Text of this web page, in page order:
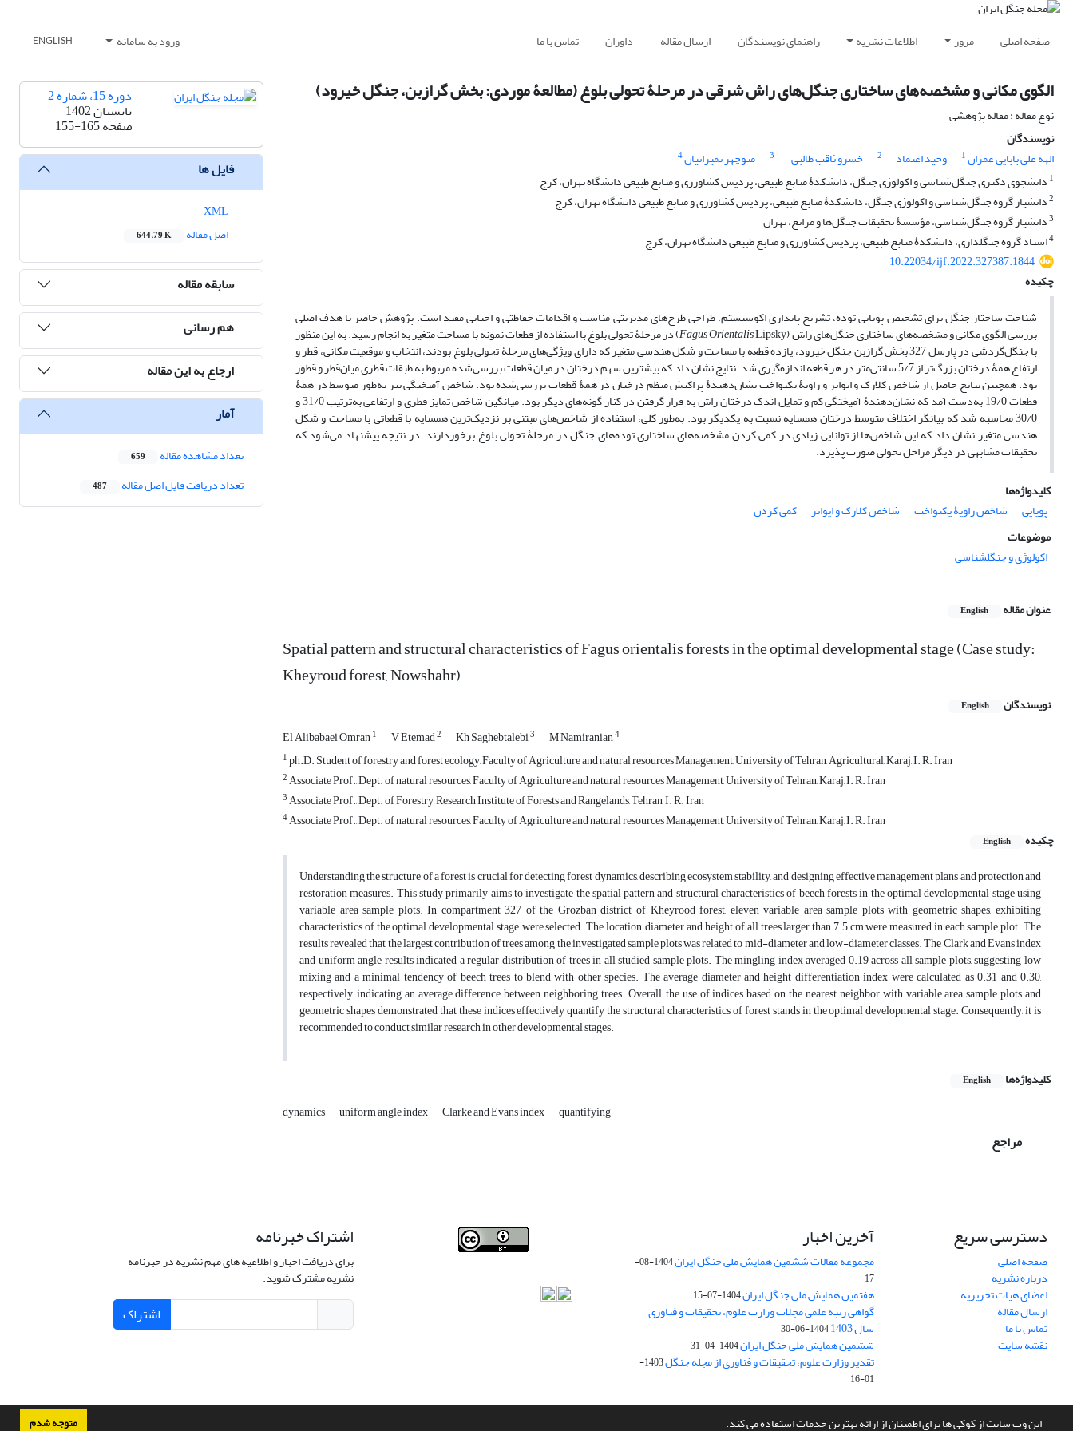
این وب سایت از کوکی ها برای اطمینان از ارائه بهترین خدمات استفاده می کند. متوجه شدم
صفحه اصلی مرور اطلاعات نشریه راهنمای نویسندگان ارسال مقاله داوران تماس با ما ورود به سامانه ENGLISH
الگوی مکانی و مشخصه‌های ساختاری جنگل‌های راش شرقی در مرحلۀ تحولی بلوغ (مطالعۀ موردی: بخش گرازبن، جنگل خیرود)
نوع مقاله : مقاله پژوهشی
نویسندگان
الهه علی بابایی عمران1 وحید اعتماد 2 خسرو ثاقب طالبی 3 منوچهر نمیرانیان4
1 دانشجوی دکتری جنگل‌شناسی و اکولوژی جنگل، دانشکدۀ منابع طبیعی، پردیس کشاورزی و منابع طبیعی دانشگاه تهران، کرج
2دانشیار گروه جنگل‌شناسی و اکولوژی جنگل، دانشکدۀ منابع طبیعی، پردیس کشاورزی و منابع طبیعی دانشگاه تهران، کرج
3دانشیار گروه جنگل‌شناسی، مؤسسۀ تحقیقات جنگل‌ها و مراتع، تهران
4استاد گروه جنگلداری، دانشکدۀ منابع طبیعی، پردیس کشاورزی و منابع طبیعی دانشگاه تهران، کرج
10.22034/ijf.2022.327387.1844
چکیده
شناخت ساختار جنگل برای تشخیص پویایی توده، تشریح پایداری اکوسیستم، طراحی طرح‌های مدیریتی مناسب و اقدامات حفاظتی و احیایی مفید است. پژوهش حاضر با هدف اصلی
بررسی الگوی مکانی و مشخصه‌های ساختاری جنگل‌های راش ( Fagus OrientalisLipsky) در مرحلۀ تحولی بلوغ با استفاده از قطعات نمونه با مساحت متغیر به انجام رسید. به این منظور
با جنگل‌گردشی در پارسل 327 بخش گرازبن جنگل خیرود، یازده قطعه با مساحت و شکل هندسی متغیر که دارای ویژگی‌های مرحلۀ تحولی بلوغ بودند، انتخاب و موقعیت مکانی، قطر و
ارتفاع همۀ درختان بزرگ‌تر از 5/7 سانتی‌متر در هر قطعه اندازه‌گیری شد. نتایج نشان داد که بیشترین سهم درختان در میان قطعات بررسی‌شده مربوط به طبقات قطری میان‌قطر و قطور
بود. همچنین نتایج حاصل از شاخص کلارک و ایوانز و زاویۀ یکنواخت نشان‌دهندۀ پراکنش منظم درختان در همۀ قطعات بررسی‌شده بود. شاخص آمیختگی نیز به‌طور متوسط در همۀ
قطعات 19/0 به‌دست آمد که نشان‌دهندۀ آمیختگی کم و تمایل اندک درختان راش به قرار گرفتن در کنار گونه‌های دیگر بود. میانگین شاخص تمایز قطری و ارتفاعی به‌ترتیب 31/0 و
30/0 محاسبه شد که بیانگر اختلاف متوسط درختان همسایه نسبت به یکدیگر بود. به‌طور کلی، استفاده از شاخص‌های مبتنی بر نزدیک‌ترین همسایه با قطعاتی با مساحت و شکل
هندسی متغیر نشان داد که این شاخص‌ها از توانایی زیادی در کمی کردن مشخصه‌های ساختاری توده‌های جنگل در مرحلۀ تحولی بلوغ برخوردارند. در نتیجه پیشنهاد می‌شود که
تحقیقات مشابهی در دیگر مراحل تحولی صورت پذیرد.
کلیدواژه‌ها
پویایی
شاخص زاویۀ یکنواخت شاخص کلارک و ایوانز
کمی کردن
موضوعات
اکولوژی و جنگلشناسی
عنوان مقاله English
Spatial pattern and structural characteristics of Fagus orientalis forests in the optimal developmental stage (Case study:
Kheyroud forest, Nowshahr)
نویسندگان English
El Alibabaei Omran1 V Etemad2 Kh Saghebtalebi3 M Namiranian4
1ph.D. Student of forestry and forest ecology, Faculty of Agriculture and natural resources Management, University of Tehran, Agricultural, Karaj, I. R. Iran
2Associate Prof., Dept. of natural resources, Faculty of Agriculture and natural resources Management, University of Tehran, Karaj, I. R. Iran
3Associate Prof., Dept. of Forestry, Research Institute of Forests and Rangelands, Tehran, I. R. Iran
4Associate Prof., Dept. of natural resources, Faculty of Agriculture and natural resources Management, University of Tehran, Karaj, I. R. Iran
چکیده
English
Understanding the structure of a forest is crucial for detecting forest dynamics, describing ecosystem stability, and designing effective management plans and protection and
restoration measures. This study primarily aims to investigate the spatial pattern and structural characteristics of beech forests in the optimal developmental stage using
variable area sample plots. In compartment 327 of the Grozban district of Kheyrood forest, eleven variable area sample plots with geometric shapes, exhibiting
characteristics of the optimal developmental stage, were selected. The location, diameter, and height of all trees larger than 7.5 cm were measured in each sample plot. The
results revealed that the largest contribution of trees among the investigated sample plots was related to mid-diameter and low-diameter classes. The Clark and Evans index
and uniform angle results indicated a regular distribution of trees in all studied sample plots. The mingling index averaged 0.19 across all sample plots, suggesting low
mixing and a minimal tendency of beech trees to blend with other species. The average diameter and height differentiation index were calculated as 0.31 and 0.30,
respectively, indicating an average difference between neighboring trees. Overall, the use of indices based on the nearest neighbor with variable area sample plots and
geometric shapes demonstrated that these indices effectively quantify the structural characteristics of forest stands in the optimal developmental stage. Consequently, it is
recommended to conduct similar research in other developmental stages.
کلیدواژه‌ها English
dynamics uniform angle index Clarke and Evans index quantifying
مراجع
دوره 15، شماره 2
تابستان 1402
صفحه155-165
فایل ها
اصل مقاله
644.79 K
سابقه مقاله
هم رسانی
ارجاع به این مقاله
آمار
تعداد مشاهده مقاله 659
تعداد دریافت فایل اصل مقاله 487
دسترسی سریع
صفحه اصلی
درباره نشریه
اعضای هیات تحریریه
ارسال مقاله
تماس با ما
نقشه سایت
آخرین اخبار
مجموعه مقالات ششمین همایش ملی جنگل ایران
1404-08-
17
هفتمین همایش ملی جنگل ایران1404-07-15
گواهی رتبه علمی مجلات وزارت علوم، تحقیقات و فناوری
سال 1403 1404-06-30
ششمین همایش ملی جنگل ایران1404-04-31
تقدیر وزارت علوم، تحقیقات و فناوری از مجله جنگل
1403-
01-16
Attribution 4.0 International
اشتراک خبرنامه
برای دریافت اخبار و اطلاعیه های مهم نشریه در خبرنامه
نشریه مشترک شوید.
اشتراک
سامانه مدیریت نشریات علمی.طراحی و پیاده سازی ازسیناوب